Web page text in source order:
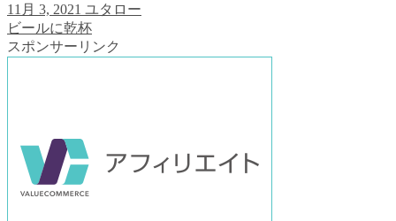
11月 3, 2021 ユタロー
ビールに乾杯
スポンサーリンク